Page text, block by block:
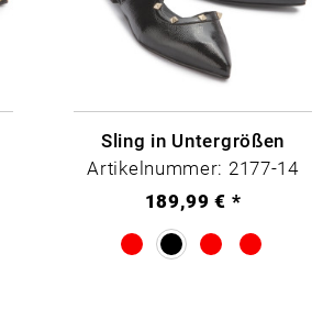
Sling in Untergrößen
Artikelnummer: 2177-14
189,99 € *